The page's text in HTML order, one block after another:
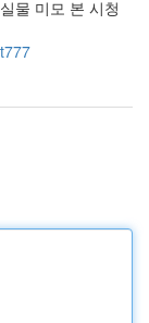
물 미모 본 시청